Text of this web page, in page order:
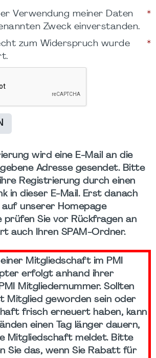
Verwendung meiner Daten
Zweck einverstanden.
*
zum Widerspruch wurde
*
wird eine E-Mail an die
Adresse gesendet. Bitte
Registrierung durch einen
in dieser E-Mail. Erst danach
auf unserer Homepage
prüfen Sie vor Rückfragen an
auch Ihren SPAM-Ordner.
einer Mitgliedschaft im PMI
erfolgt anhand ihrer
Mitgliedernummer. Sollten
Mitglied geworden sein oder
frisch erneuert haben, kann
einen Tag länger dauern,
Mitgliedschaft meldet. Bitte
Sie das, wenn Sie Rabatt für